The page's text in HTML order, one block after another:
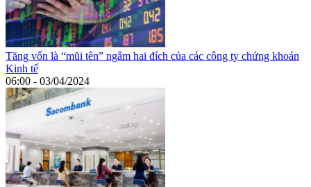
Tăng vốn là “mũi tên” ngắm hai đích của các công ty chứng khoán
Kinh tế
06:00 - 03/04/2024